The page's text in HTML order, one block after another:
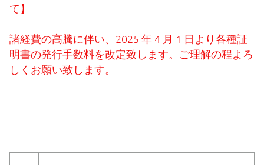
て】
諸経費の高騰に伴い、2025 年 4 月 1 日より各種証
明書の発行手数料を改定致します。ご理解の程よろ
しくお願い致します。